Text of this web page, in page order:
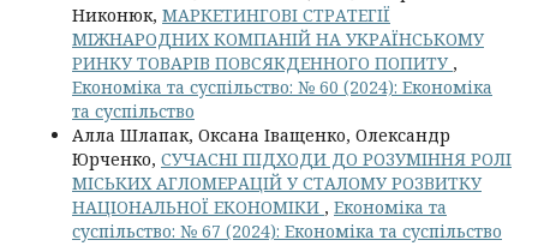
Никонюк, МАРКЕТИНГОВІ СТРАТЕГІЇ
МІЖНАРОДНИХ КОМПАНІЙ НА УКРАЇНСЬКОМУ
РИНКУ ТОВАРІВ ПОВСЯКДЕННОГО ПОПИТУ ,
Економіка та суспільство: № 60 (2024): Економіка
та суспільство
Алла Шлапак, Оксана Іващенко, Олександр
Юрченко, СУЧАСНІ ПІДХОДИ ДО РОЗУМІННЯ РОЛІ
МІСЬКИХ АГЛОМЕРАЦІЙ У СТАЛОМУ РОЗВИТКУ
НАЦІОНАЛЬНОЇ ЕКОНОМІКИ , Економіка та
суспільство: № 67 (2024): Економіка та суспільство